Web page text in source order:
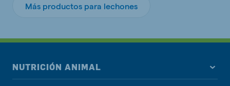
Más productos para lechones
NUTRICIÓN ANIMAL